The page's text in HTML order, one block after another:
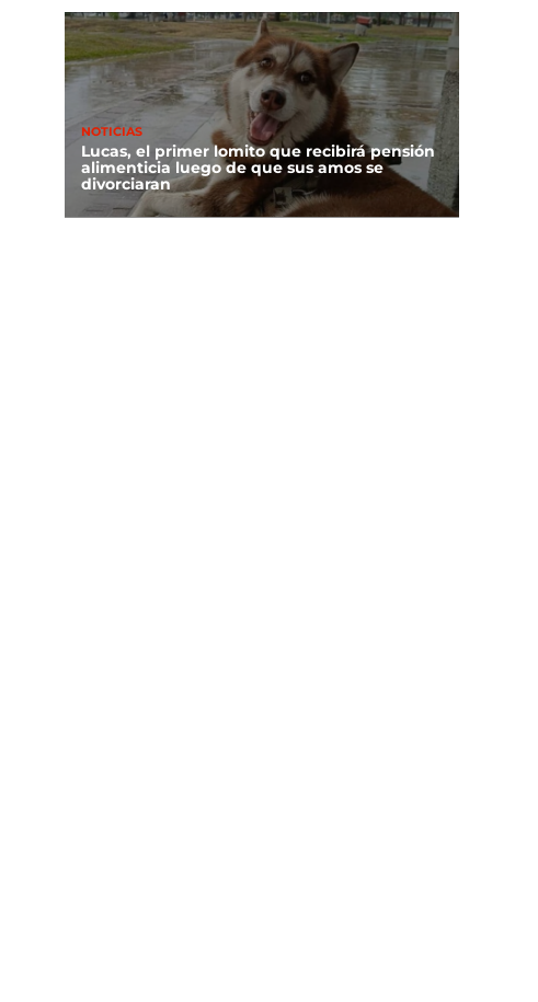
NOTICIAS
Lucas, el primer lomito que recibirá pensión
alimenticia luego de que sus amos se
divorciaran